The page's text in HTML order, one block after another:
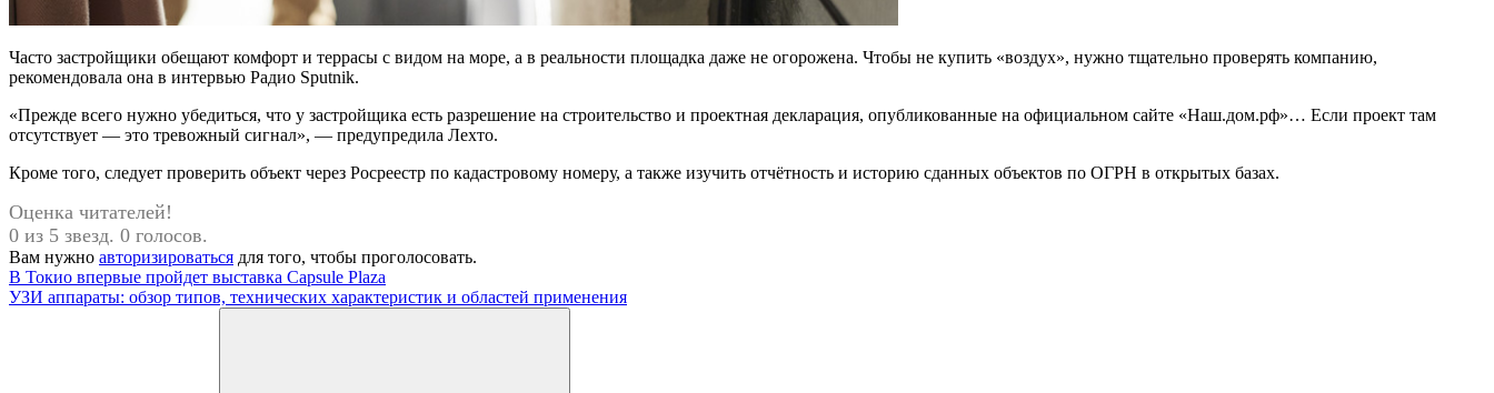
Часто застройщики обещают комфорт и террасы с видом на море, а в реальности площадка даже не огорожена. Чтобы не купить «воздух», нужно тщательно проверять компанию,
рекомендовала она в интервью Радио Sputnik.
«Прежде всего нужно убедиться, что у застройщика есть разрешение на строительство и проектная декларация, опубликованные на официальном сайте «Наш.дом.рф»… Если проект там
отсутствует — это тревожный сигнал», — предупредила Лехто.
Кроме того, следует проверить объект через Росреестр по кадастровому номеру, а также изучить отчётность и историю сданных объектов по ОГРН в открытых базах.
Оценка читателей!
0 из 5 звезд. 0 голосов.
Вам нужно авторизироваться для того, чтобы проголосовать.
Навигация
по
Предыдущая
запись:
В Токио впервые пройдет выставка Capsule Plaza
Следующая
УЗИ аппараты: обзор типов, технических характеристик и областей применения